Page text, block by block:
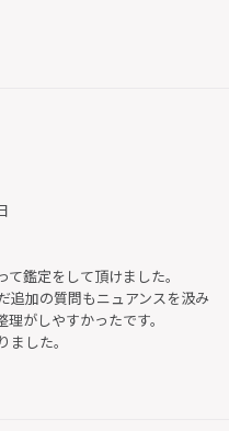
鑑定をして頂けました。
追加の質問もニュアンスを汲み
がしやすかったです。
した。